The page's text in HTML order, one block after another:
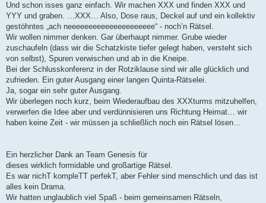
Und schon isses ganz einfach. Wir machen XXX und finden XXX und
YYY und graben. …XXX… Also, Dose raus, Deckel auf und ein kollektiv
gestöhntes „ach neeeeeeeeeeeeeeeeeeeee“ - noch’n Rätsel.
Wir wollen nimmer denken. Gar überhaupt nimmer. Grube wieder
zuschaufeln (dass wir die Schatzkiste tiefer gelegt haben, versteht sich
von selbst), Spuren verwischen und ab in die Kneipe.
Bei der Schlusskonferenz in der Rotziklause sind wir alle glücklich und
zufrieden. Ein guter Ausgang einer langen Quinta-Rätselei.
Ja, sogar ein sehr guter Ausgang.
Wir überlegen noch kurz, beim Wiederaufbau des XXXturms mitzuhelfen,
verwerfen die Idee aber und verdünnisieren uns Richtung Heimat… wir
haben keine Zeit - wir müssen ja schließlich noch ein Rätsel lösen…
Ein herzlicher Dank an Team Genesis für
dieses wirklich formidable und großartige Rätsel.
Es war nichT kompleTT perfekT, aber Fehler sind menschlich und das ist
alles kein Drama.
Wir hatten unglaublich viel Spaß - beim gemeinsamen Rätseln,